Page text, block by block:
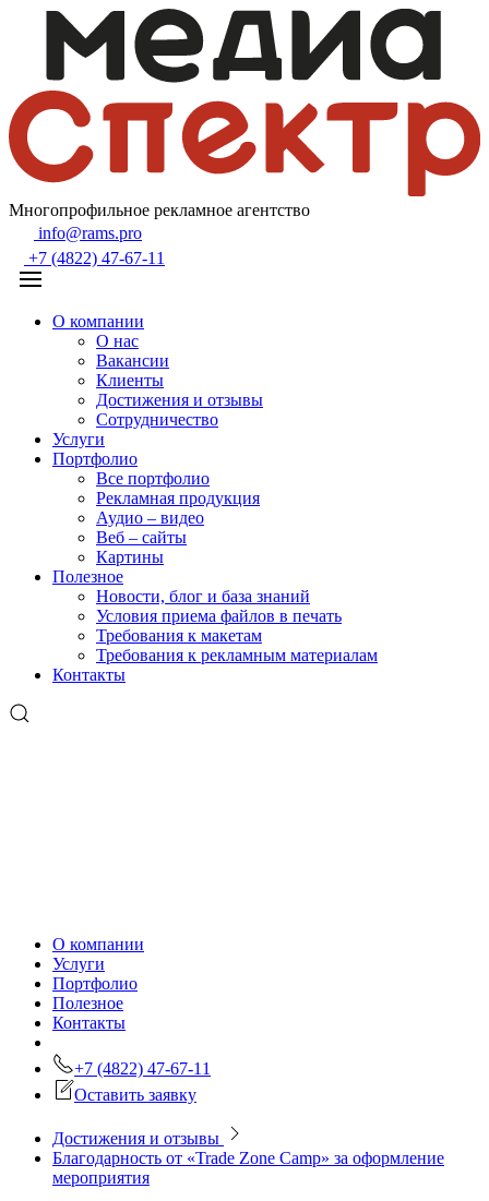
Многопрофильное рекламное агентство
info@rams.pro
+7 (4822) 47-67-11
О компании
О нас
Вакансии
Клиенты
Достижения и отзывы
Сотрудничество
Услуги
Портфолио
Все портфолио
Рекламная продукция
Аудио – видео
Веб – сайты
Картины
Полезное
Новости, блог и база знаний
Условия приема файлов в печать
Требования к макетам
Требования к рекламным материалам
Контакты
О компании
Услуги
Портфолио
Полезное
Контакты
+7 (4822) 47-67-11
Оставить заявку
Достижения и отзывы
Благодарность от «Trade Zone Camp» за оформление
мероприятия